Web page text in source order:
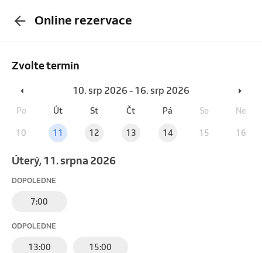
Online rezervace
Zvolte termín
10. srp 2026 - 16. srp 2026
Po Út St Čt Pá So Ne
10 11 12 13 14 15 16
úterý, 11. srpna 2026
DOPOLEDNE
7:00
ODPOLEDNE
13:00 15:00